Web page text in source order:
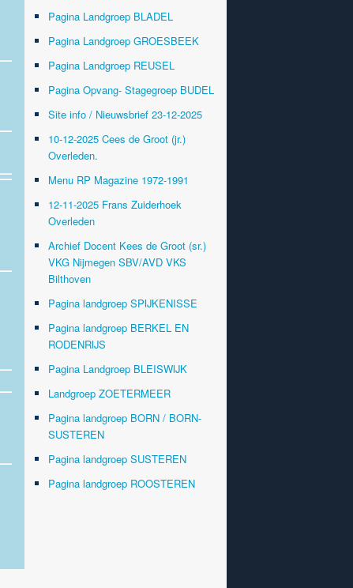
Pagina Landgroep BLADEL
Pagina Landgroep GROESBEEK
Pagina Landgroep REUSEL
Pagina Opvang- Stagegroep BUDEL
Site info / Nieuwsbrief 23-12-2025
10-12-2025 Cees de Groot (jr.)
Overleden.
Menu RP Magazine 1972-1991
12-11-2025 Frans Zuiderhoek
Overleden
Archief Docent Kees de Groot (sr.)
VKG Nijmegen SBV/AVD VKS
Bilthoven
Pagina landgroep SPIJKENISSE
Pagina landgroep BERKEL EN
RODENRIJS
Pagina Landgroep BLEISWIJK
Landgroep ZOETERMEER
Pagina landgroep BORN / BORN-
SUSTEREN
Pagina landgroep SUSTEREN
Pagina landgroep ROOSTEREN